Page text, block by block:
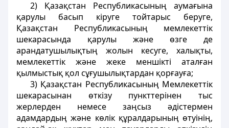
2) Қазақстан Республикасының аумағына
қарулы басып кiруге тойтарыс беруге,
Қазақстан Республикасының мемлекеттiк
шекарасында қарулы және өзге де
арандатушылықтың жолын кесуге, халықты,
мемлекеттiк және жеке меншiктi аталған
қылмыстық қол сұғушылықтардан қорғауға;
3) Қазақстан Республикасының Мемлекеттiк
шекарасынан өткiзу пункттерiнен тыс
жерлерден немесе заңсыз әдiстермен
адамдардың және көлiк құралдарының өтуiнің,